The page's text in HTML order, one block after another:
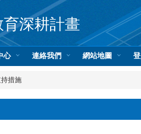
深耕計畫
心 連絡我們 網站地圖
措施